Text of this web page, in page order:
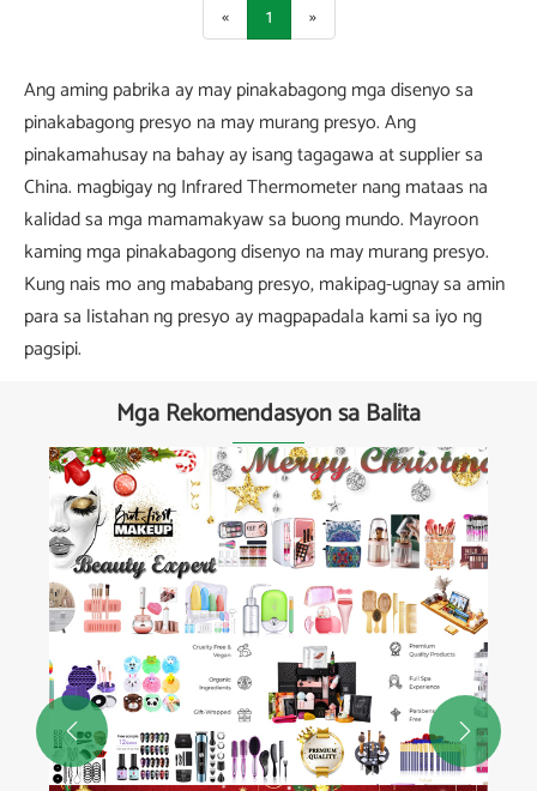
« 1 »
Ang aming pabrika ay may pinakabagong mga disenyo sa
pinakabagong presyo na may murang presyo. Ang
pinakamahusay na bahay ay isang tagagawa at supplier sa
China. magbigay ng Infrared Thermometer nang mataas na
kalidad sa mga mamamakyaw sa buong mundo. Mayroon
kaming mga pinakabagong disenyo na may murang presyo.
Kung nais mo ang mababang presyo, makipag-ugnay sa amin
para sa listahan ng presyo ay magpapadala kami sa iyo ng
pagsipi.
Mga Rekomendasyon sa Balita
 